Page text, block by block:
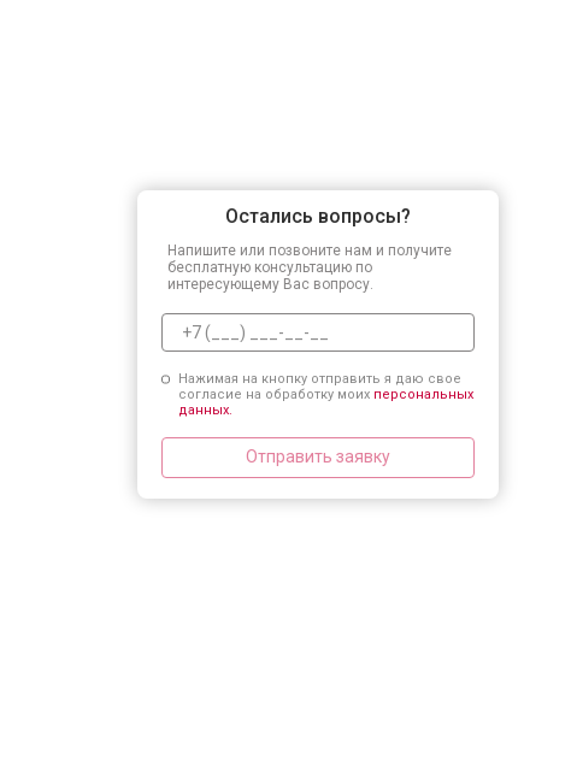
Остались вопросы?
Напишите или позвоните нам и получите
бесплатную консультацию по
интересующему Вас вопросу.
Нажимая на кнопку отправить я даю свое
согласие на обработку моих персональных
данных.
Отправить заявку